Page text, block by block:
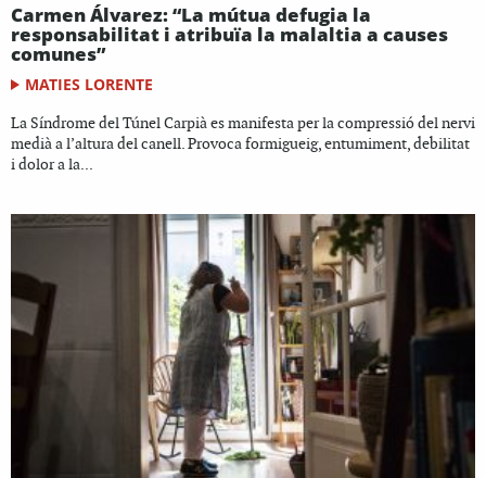
Carmen Álvarez: “La mútua defugia la
responsabilitat i atribuïa la malaltia a causes
comunes”
MATIES LORENTE
La Síndrome del Túnel Carpià es manifesta per la compressió del nervi
medià a l’altura del canell. Provoca formigueig, entumiment, debilitat
i dolor a la...